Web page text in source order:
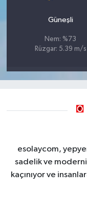
Güneşli
Nem: %73
Rüzgar: 5.39 m/s
esolaycom,
sadelik ve
kaçınıyor ve